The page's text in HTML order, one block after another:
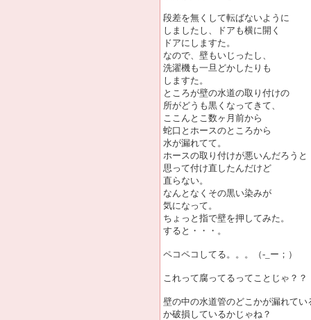
段差を無くして転ばないように
しましたし、ドアも横に開く
ドアにしますた。
なので、壁もいじったし、
洗濯機も一旦どかしたりも
しますた。
ところが壁の水道の取り付けの
所がどうも黒くなってきて、
ここんとこ数ヶ月前から
蛇口とホースのところから
水が漏れてて。
ホースの取り付けが悪いんだろうと
思って付け直したんだけど
直らない。
なんとなくその黒い染みが
気になって。
ちょっと指で壁を押してみた。
すると・・・。
ペコペコしてる。。。（-_ー；）
これって腐ってるってことじゃ？？
壁の中の水道管のどこかが漏れてい
か破損しているかじゃね？